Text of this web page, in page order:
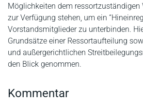
Möglichkeiten dem
zur Verfügung stehen, um ein
Vorstandsmitglieder zu unterbinden.
Grundsätze einer Ressortaufteilung
und außergerichtlichen
den Blick genommen.
Kommentar